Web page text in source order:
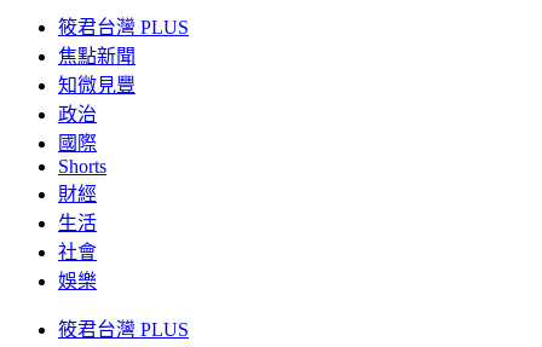
筱君台灣 PLUS
焦點新聞
知微見豐
政治
國際
Shorts
財經
生活
社會
娛樂
筱君台灣 PLUS